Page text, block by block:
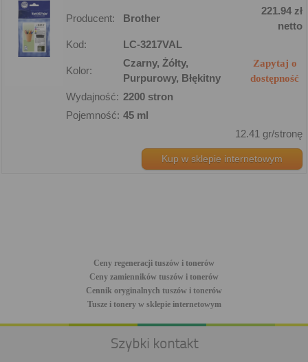
Producent: Brother
221.94 zł
netto
Kod:
LC-3217VAL
Kolor:
Czarny, Żółty,
Purpurowy, Błękitny
Zapytaj o
dostępność
Wydajność: 2200 stron
Pojemność: 45 ml
12.41 gr/stronę
Kup w sklepie internetowym
Ceny regeneracji tuszów i tonerów
Ceny zamienników tuszów i tonerów
Cennik oryginalnych tuszów i tonerów
Tusze i tonery w sklepie internetowym
Szybki kontakt